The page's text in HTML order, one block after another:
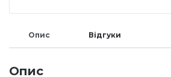
Каміфубукі (конфетті)
Слюда
Опис Відгуки
Опис